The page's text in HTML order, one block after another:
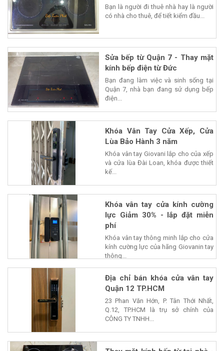
Bạn là người đi thuê nhà hay là người
có nhà cho thuê, để tiết kiểm đầu...
Sửa bếp từ Quận 7 - Thay mặt
kính bếp điện từ Đức
Bạn đang làm việc và sinh sống tại
Quận 7, nhà bạn đang sử dụng bếp
điện...
Khóa Vân Tay Cửa Xếp, Cửa
Lùa Bảo Hành 3 năm
Khóa vân tay Giovani lắp cho của xếp
và cửa lùa Đài Loan, khóa được thiết
kế...
Khóa vân tay cửa kính cường
lực Giảm 30% - lắp đặt miễn
phí
Khóa vân tay thông minh lắp cho cửa
kính cường lực của hãng Giovanin tay
thông...
Địa chỉ bán khóa cửa vân tay
Quận 12 TP.HCM
23 Phan Văn Hớn, P. Tân Thới Nhất,
Q.12, TP.HCM là trụ sở chính của
CÔNG TY TNHH...